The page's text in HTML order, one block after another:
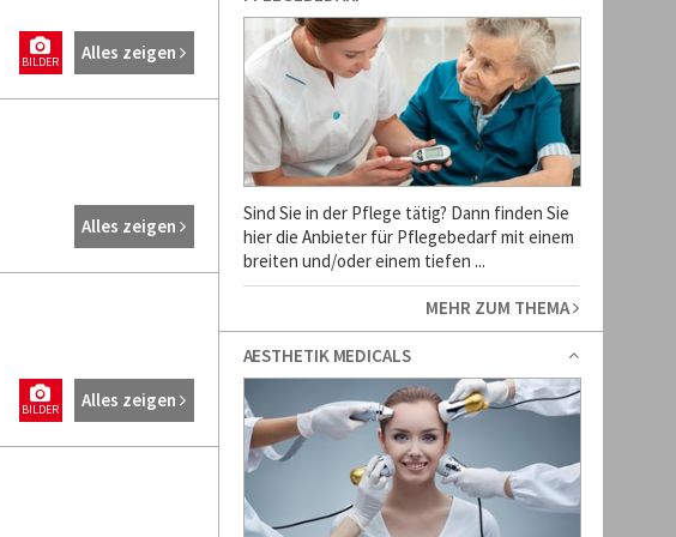
Alles zeigen
BILDER
Alles zeigen
Alles zeigen
BILDER
Sind Sie in der Pflege tätig? Dann finden Sie
hier die Anbieter für Pflegebedarf mit einem
breiten und/oder einem tiefen ...
MEHR ZUM THEMA
AESTHETIK MEDICALS